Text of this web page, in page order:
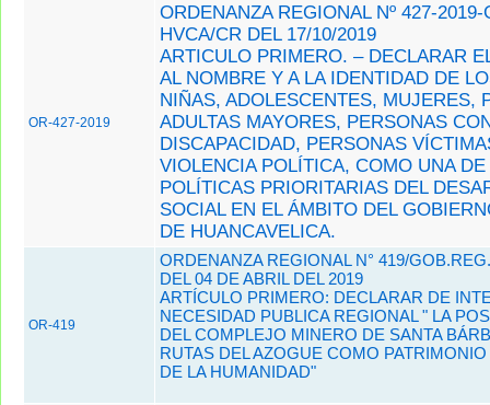
OR-427-2019
ORDENANZA REGIONAL Nº 427-
HVCA/CR DEL 17/10/2019
ARTICULO PRIMERO. – DECLARAR
AL NOMBRE Y A LA IDENTIDAD DE
NIÑAS, ADOLESCENTES, MUJERES,
ADULTAS MAYORES, PERSONAS
DISCAPACIDAD, PERSONAS
VIOLENCIA POLÍTICA, COMO UNA DE
POLÍTICAS PRIORITARIAS DEL
SOCIAL EN EL ÁMBITO DEL
DE HUANCAVELICA.
OR-419
ORDENANZA REGIONAL N° 419/
DEL 04 DE ABRIL DEL 2019
ARTÍCULO PRIMERO: DECLARAR DE
NECESIDAD PUBLICA REGIONAL " LA
DEL COMPLEJO MINERO DE SANTA
RUTAS DEL AZOGUE COMO
DE LA HUMANIDAD"